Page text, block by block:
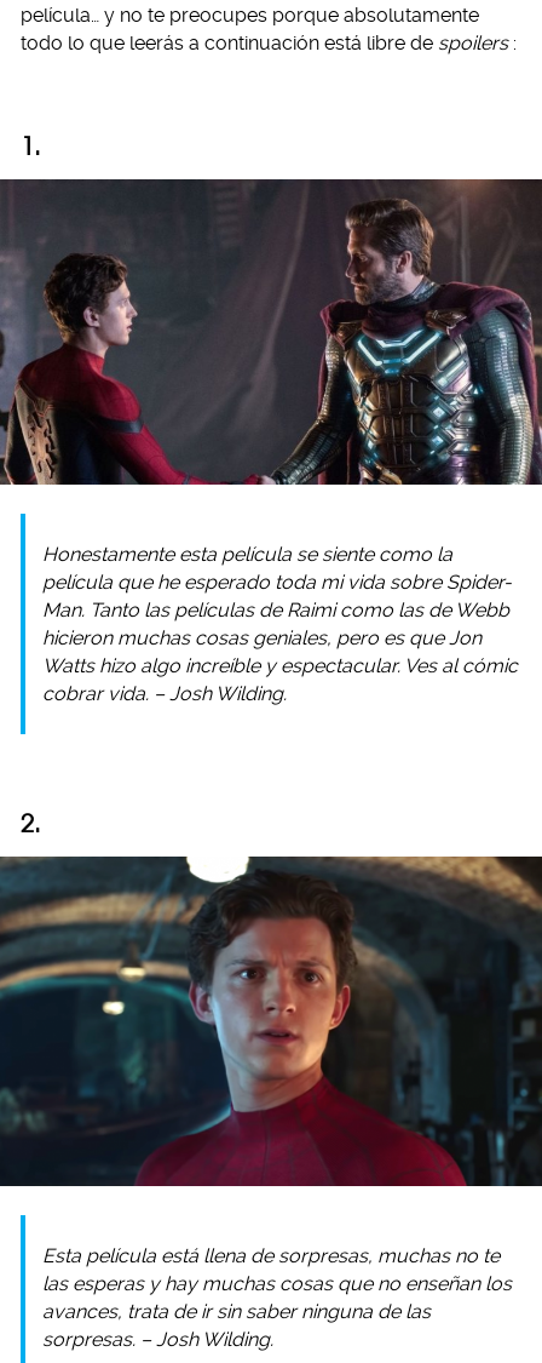
película… y no te preocupes porque absolutamente
todo lo que leerás a continuación está libre de spoilers :
1.
Honestamente esta película se siente como la
película que he esperado toda mi vida sobre Spider-
Man. Tanto las películas de Raimi como las de Webb
hicieron muchas cosas geniales, pero es que Jon
Watts hizo algo increíble y espectacular. Ves al cómic
cobrar vida. – Josh Wilding.
2.
Esta película está llena de sorpresas, muchas no te
las esperas y hay muchas cosas que no enseñan los
avances, trata de ir sin saber ninguna de las
sorpresas. – Josh Wilding.